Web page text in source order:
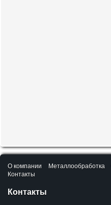
О компании Металлообработка
Контакты
Контакты